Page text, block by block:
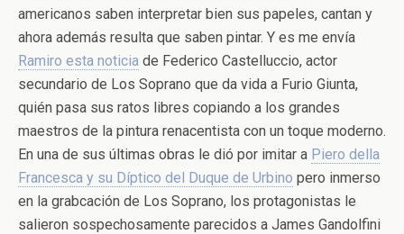
americanos saben interpretar bien sus papeles, cantan y
ahora además resulta que saben pintar. Y es me envía
Ramiro esta noticia de Federico Castelluccio, actor
secundario de Los Soprano que da vida a Furio Giunta,
quién pasa sus ratos libres copiando a los grandes
maestros de la pintura renacentista con un toque moderno.
En una de sus últimas obras le dió por imitar a Piero della
Francesca y su Díptico del Duque de Urbino pero inmerso
en la grabcación de Los Soprano, los protagonistas le
salieron sospechosamente parecidos a James Gandolfini